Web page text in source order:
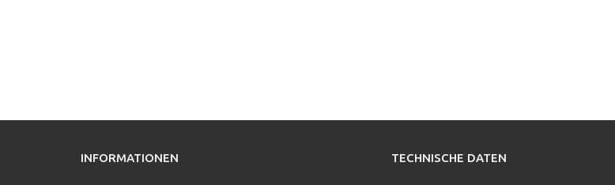
INFORMATIONEN TECHNISCHE DATEN